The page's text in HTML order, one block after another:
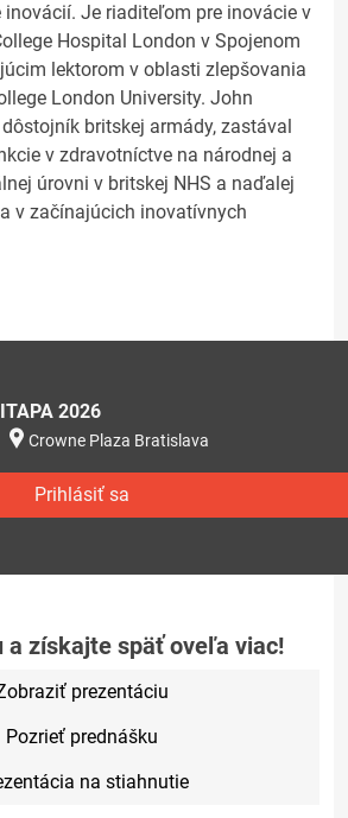
Je riaditeľom pre inovácie v
Hospital London v Spojenom
lektorom v oblasti zlepšovania
London University. John
britskej armády, zastával
v zdravotníctve na národnej a
úrovni v britskej NHS a naďalej
v začínajúcich inovatívnych
2026
Crowne Plaza Bratislava
Prihlásiť sa
a získajte späť oveľa viac!
prezentáciu
Pozrieť prednášku
na stiahnutie